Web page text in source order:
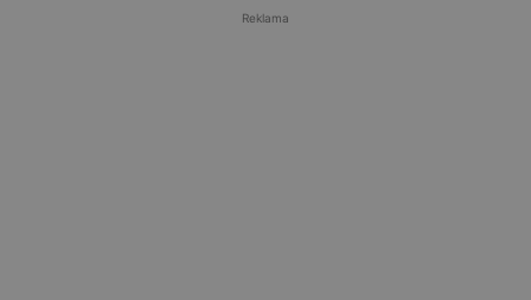
Reklama